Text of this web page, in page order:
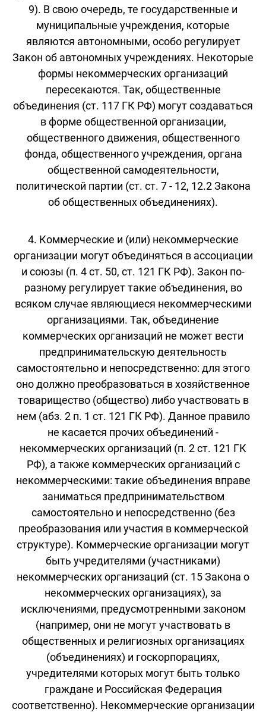
9). В свою очередь, те государственные и
муниципальные учреждения, которые
являются автономными, особо регулирует
Закон об автономных учреждениях. Некоторые
формы некоммерческих организаций
пересекаются. Так, общественные
объединения (ст. 117 ГК РФ) могут создаваться
в форме общественной организации,
общественного движения, общественного
фонда, общественного учреждения, органа
общественной самодеятельности,
политической партии (ст. ст. 7 - 12, 12.2 Закона
об общественных объединениях).
4. Коммерческие и (или) некоммерческие
организации могут объединяться в ассоциации
и союзы (п. 4 ст. 50, ст. 121 ГК РФ). Закон по-
разному регулирует такие объединения, во
всяком случае являющиеся некоммерческими
организациями. Так, объединение
коммерческих организаций не может вести
предпринимательскую деятельность
самостоятельно и непосредственно: для этого
оно должно преобразоваться в хозяйственное
товарищество (общество) либо участвовать в
нем (абз. 2 п. 1 ст. 121 ГК РФ). Данное правило
не касается прочих объединений -
некоммерческих организаций (п. 2 ст. 121 ГК
РФ), а также коммерческих организаций с
некоммерческими: такие объединения вправе
заниматься предпринимательством
самостоятельно и непосредственно (без
преобразования или участия в коммерческой
структуре). Коммерческие организации могут
быть учредителями (участниками)
некоммерческих организаций (ст. 15 Закона о
некоммерческих организациях), за
исключениями, предусмотренными законом
(например, они не могут участвовать в
общественных и религиозных организациях
(объединениях) и госкорпорациях,
учредителями которых могут быть только
граждане и Российская Федерация
соответственно). Некоммерческие организации